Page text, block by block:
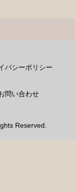
バシーポリシー
問い合わせ
Reserved.